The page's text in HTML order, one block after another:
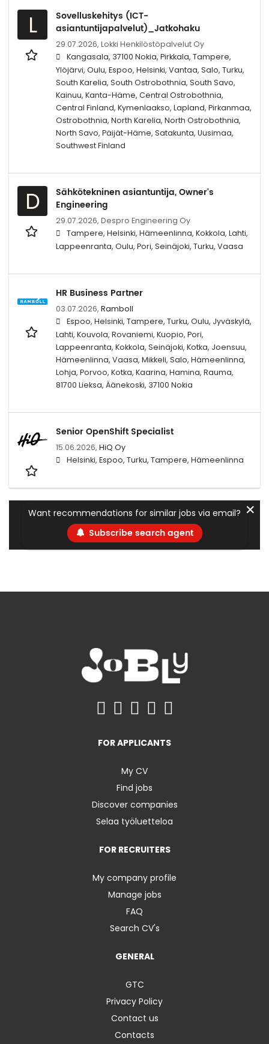
L
Sovelluskehitys (ICT-
asiantuntijapalvelut)_Jatkohaku
29.07.2026, Lokki Henkilöstöpalvelut Oy
Kangasala, 37100 Nokia, Pirkkala, Tampere,
Ylöjärvi, Oulu, Espoo, Helsinki, Vantaa, Salo, Turku,
South Karelia, South Ostrobothnia, South Savo,
Kainuu, Kanta-Häme, Central Ostrobothnia,
Central Finland, Kymenlaakso, Lapland, Pirkanmaa,
Ostrobothnia, North Karelia, North Ostrobothnia,
North Savo, Päijät-Häme, Satakunta, Uusimaa,
Southwest Finland
D
Sähkötekninen asiantuntija, Owner's
Engineering
29.07.2026, Despro Engineering Oy
Tampere, Helsinki, Hämeenlinna, Kokkola, Lahti,
Lappeenranta, Oulu, Pori, Seinäjoki, Turku, Vaasa
HR Business Partner
03.07.2026, Ramboll
Espoo, Helsinki, Tampere, Turku, Oulu, Jyväskylä,
Lahti, Kouvola, Rovaniemi, Kuopio, Pori,
Lappeenranta, Kokkola, Seinäjoki, Kotka, Joensuu,
Hämeenlinna, Vaasa, Mikkeli, Salo, Hämeenlinna,
Lohja, Porvoo, Kotka, Kaarina, Hamina, Rauma,
81700 Lieksa, Äänekoski, 37100 Nokia
Senior OpenShift Specialist
15.06.2026, HiQ Oy
Helsinki, Espoo, Turku, Tampere, Hämeenlinna
Want recommendations for similar jobs via email?
Subscribe search agent
✕
FOR APPLICANTS
My CV
Find jobs
Discover companies
Selaa työluetteloa
FOR RECRUITERS
My company profile
Manage jobs
FAQ
Search CV's
GENERAL
GTC
Privacy Policy
Contact us
Contacts